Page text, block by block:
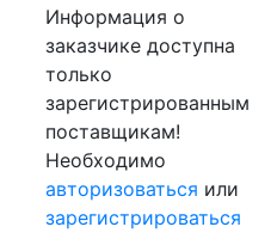
Информация о
заказчике доступна
только
зарегистрированным
поставщикам!
Необходимо
авторизоваться или
зарегистрироваться